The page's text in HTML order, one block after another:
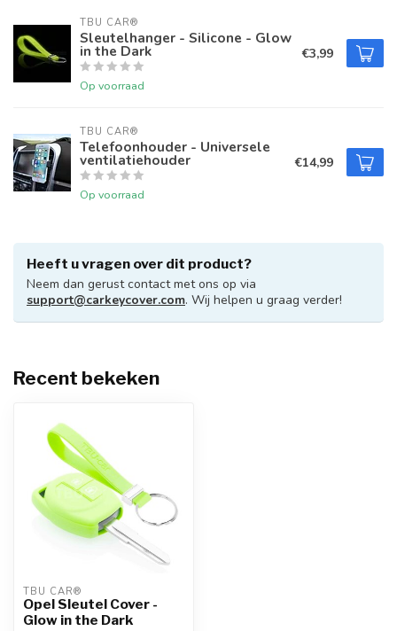
TBU CAR®
Sleutelhanger - Silicone - Glow
in the Dark
Op voorraad
€3,99
TBU CAR®
Telefoonhouder - Universele
ventilatiehouder
Op voorraad
€14,99
Heeft u vragen over dit product?
Neem dan gerust contact met ons op via
support@carkeycover.com. Wij helpen u graag verder!
Recent bekeken
TBU CAR®
Opel Sleutel Cover -
Glow in the Dark